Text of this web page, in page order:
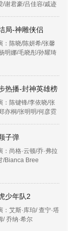
/谢君豪/吕佳容/戚迹
局-神雕侠侣
：陈晓/陈妍希/张馨
明娜/毛晓彤/孙耀琦
热播-封神英雄榜
：陈键锋/李依晓/张
亦桐/张明明/何彦霓
子弹
：尚格·云顿/乔·弗拉
/Bianca Bree
少年队2
：艾斯·库珀/ 查宁·塔
/ 乔纳·希尔